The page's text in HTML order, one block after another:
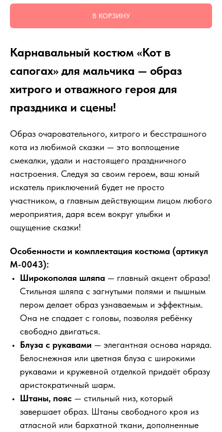
В КОРЗИНУ
Карнавальный костюм «Кот в
сапогах» для мальчика — образ
хитрого и отважного героя для
праздника и сцены!
Образ очаровательного, хитрого и бесстрашного
кота из любимой сказки — это воплощение
смекалки, удали и настоящего праздничного
настроения. Следуя за своим героем, ваш юный
искатель приключений будет не просто
участником, а главным действующим лицом любого
мероприятия, даря всем вокруг улыбки и
ощущение сказки!
Особенности и комплектация костюма (артикул
М-0043):
Широкополая шляпа — главный акцент образа!
Стильная шляпа с загнутыми полями и пышным
пером делает образ узнаваемым и эффектным.
Она не спадает с головы, позволяя ребёнку
свободно двигаться.
Блуза с рукавами — элегантная основа наряда.
Белоснежная или цветная блуза с широкими
рукавами и кружевной отделкой придаёт образу
аристократичный шарм.
Штаны, пояс — стильный низ, который
завершает образ. Штаны свободного кроя из
атласной или бархатной ткани, дополненные